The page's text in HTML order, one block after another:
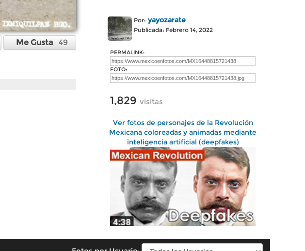
Me Gusta 49
Por: yayozarate
Publicada: Febrero 14, 2022
PERMALINK:
FOTO:
1,829 visitas
Ver fotos de personajes de la Revolución
Mexicana coloreadas y animadas mediante
inteligencia artificial (deepfakes)